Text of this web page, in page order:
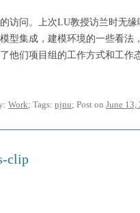
访问。上次LU教授访兰时无缘
型集成，建模环境的一些看法
他们项目组的工作方式和工作
Work; Tags: njnu; Post on June 13,
clip